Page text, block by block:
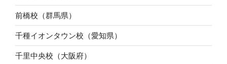
前橋校（群馬県）
千種イオンタウン校（愛知県）
千里中央校（大阪府）